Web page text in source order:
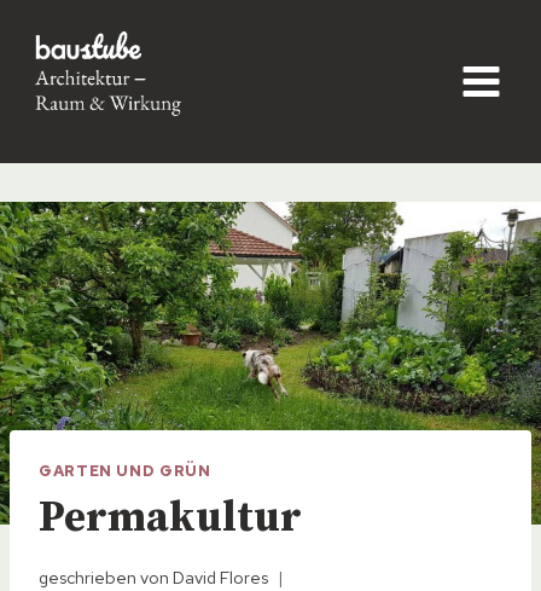
content
GARTEN UND GRÜN
Permakultur
geschrieben von David Flores